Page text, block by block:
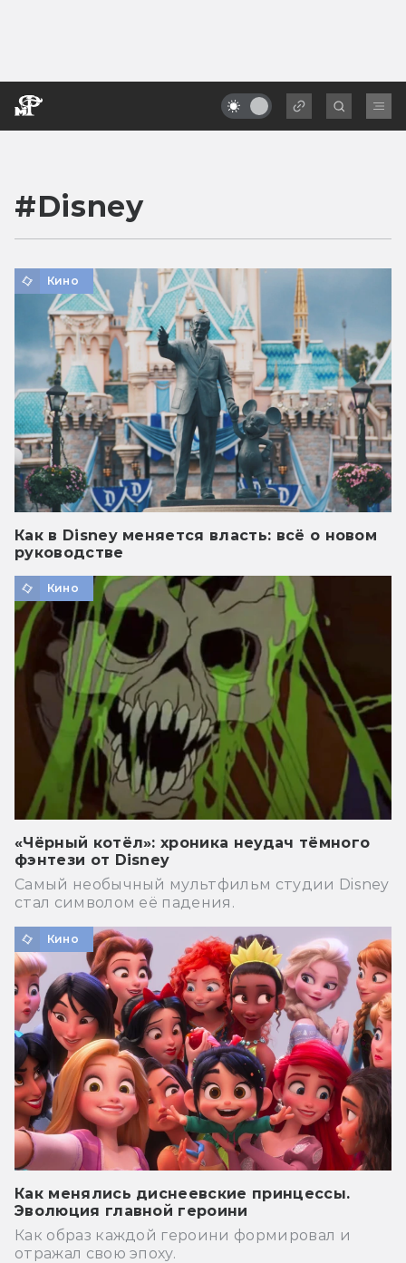
#Disney
Кино
Как в Disney меняется власть: всё о новом
руководстве
Кино
«Чёрный котёл»: хроника неудач тёмного
фэнтези от Disney
Самый необычный мультфильм студии Disney
стал символом её падения.
Кино
Как менялись диснеевские принцессы.
Эволюция главной героини
Как образ каждой героини формировал и
отражал свою эпоху.